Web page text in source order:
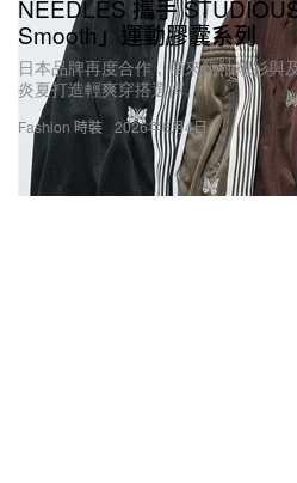
Fashion 時裝
NEEDLES 攜手
Smooth」運動膠囊系列
日本品牌再度合作，帶來短袖襯衫與
炎夏打造輕爽穿搭選擇。
2026年6月4日